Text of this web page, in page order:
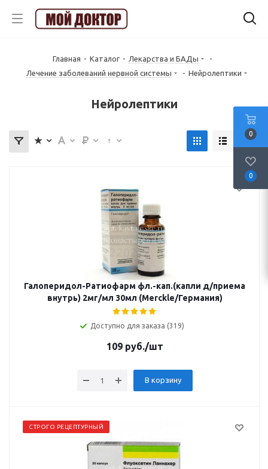
Главная - Каталог - Лекарства и БАДы
-
Лечение заболеваний нервной системы
- Нейролептики
Нейролептики
Галоперидол-Ратиофарм фл.-кап.(капли д/приема
внутрь) 2мг/мл 30мл (Merckle/Германия)
Доступно для заказа (319)
109руб./шт
В корзину
СТРОГО РЕЦЕПТУРНЫЙ
0
0